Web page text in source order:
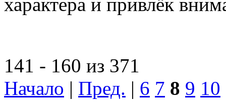
141 - 160 из 371
Начало | Пред. | 6 7 8 9 10